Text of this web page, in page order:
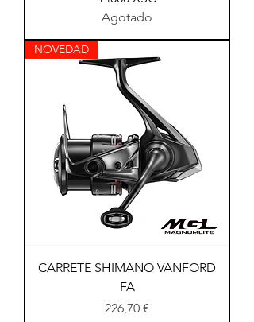
Agotado
NOVEDAD
CARRETE SHIMANO VANFORD
FA
Precio
226,70 €